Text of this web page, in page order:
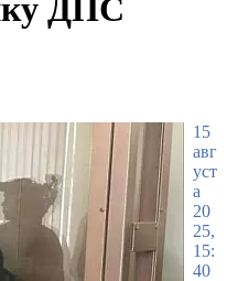
ДПС
15
авг
уст
а
20
25,
15:
40